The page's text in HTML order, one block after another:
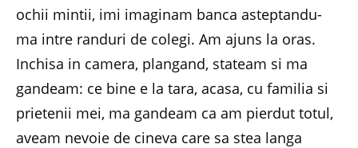
ochii mintii, imi imaginam banca asteptandu-
ma intre randuri de colegi. Am ajuns la oras.
Inchisa in camera, plangand, stateam si ma
gandeam: ce bine e la tara, acasa, cu familia si
prietenii mei, ma gandeam ca am pierdut totul,
aveam nevoie de cineva care sa stea langa